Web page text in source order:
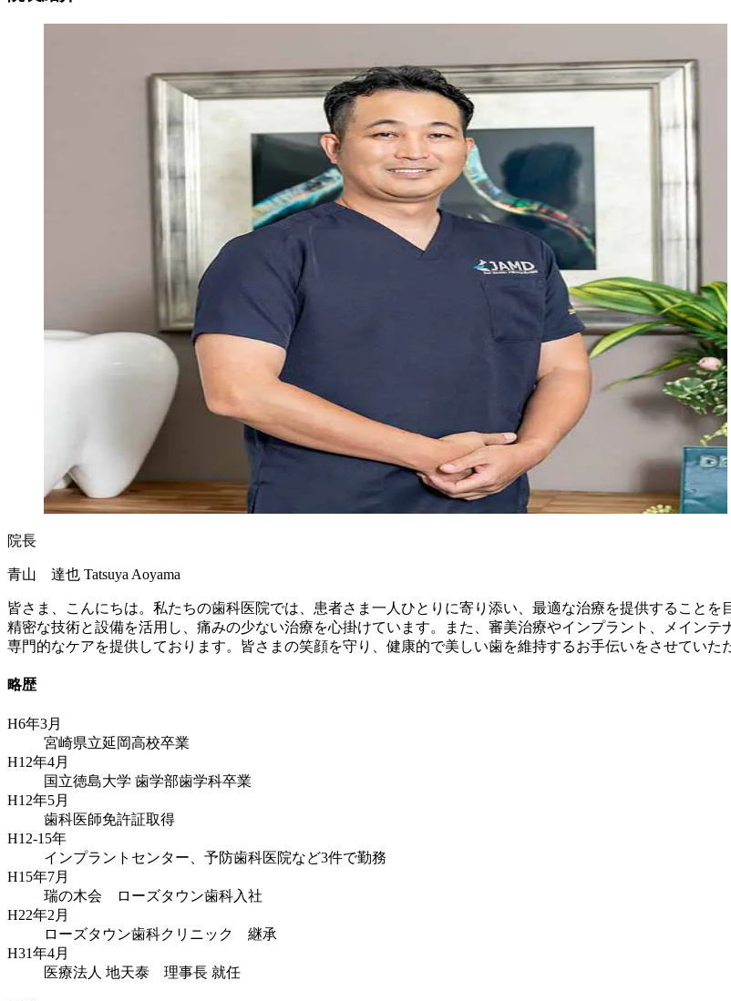
院長
青山 達也 Tatsuya Aoyama
皆さま、こんにちは。私たちの歯科医院では、患者さま一人ひとりに寄り添い、最適な治療を提供することを
精密な技術と設備を活用し、痛みの少ない治療を心掛けています。また、審美治療やインプラント、メイン
専門的なケアを提供しております。皆さまの笑顔を守り、健康的で美しい歯を維持するお手伝いをさせていた
略歴
H6年3月
宮崎県立延岡高校卒業
H12年4月
国立徳島大学 歯学部歯学科卒業
H12年5月
歯科医師免許証取得
H12-15年
インプラントセンター、予防歯科医院など3件で勤務
H15年7月
瑞の木会 ローズタウン歯科入社
H22年2月
ローズタウン歯科クリニック 継承
H31年4月
医療法人 地天泰 理事長 就任